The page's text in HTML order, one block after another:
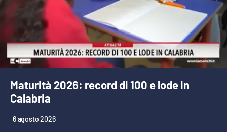
Lacapitalenews.it
Ilreggino.it
Cosenzachannel.it
Ilvibonese.it
Catanzarochannel.it
Maturità 2026: record di 100 e lode in
Calabria
6 agosto 2026